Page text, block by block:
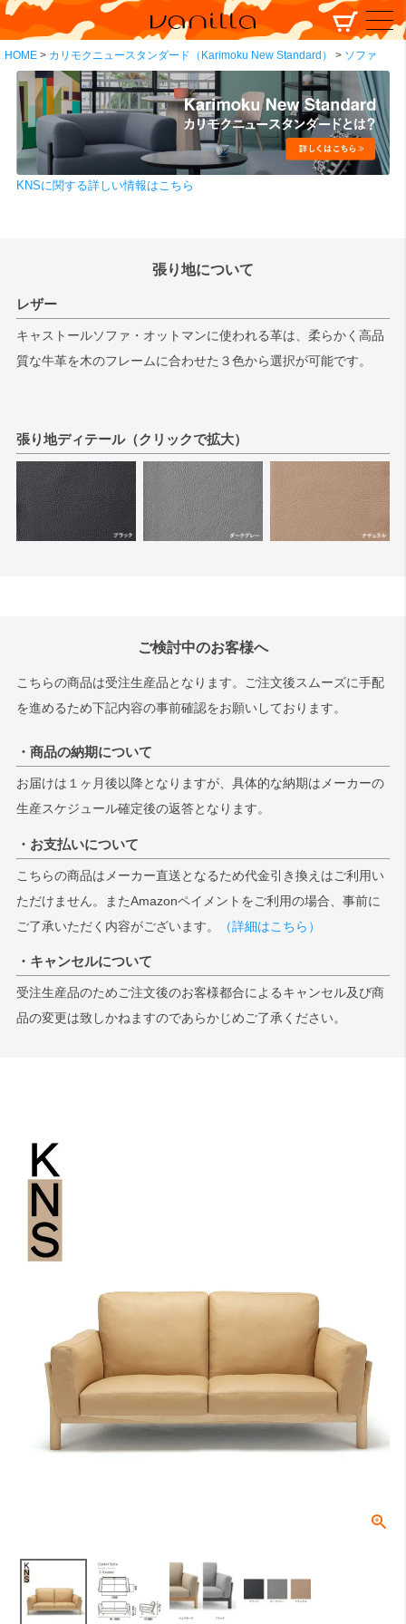
HOME カリモクニュースタンダード（Karimoku New Standard） ソファ
検索
KNSに関する詳しい情報はこちら
張り地について
レザー
キャストールソファ・オットマンに使われる革は、柔らかく高品
質な牛革を木のフレームに合わせた３色から選択が可能です。
張り地ディテール（クリックで拡大）
ご検討中のお客様へ
こちらの商品は受注生産品となります。ご注文後スムーズに手配
を進めるため下記内容の事前確認をお願いしております。
・商品の納期について
お届けは１ヶ月後以降となりますが、具体的な納期はメーカーの
生産スケジュール確定後の返答となります。
・お支払いについて
こちらの商品はメーカー直送となるため代金引き換えはご利用い
ただけません。またAmazonペイメントをご利用の場合、事前に
ご了承いただく内容がございます。
（詳細はこちら）
・キャンセルについて
受注生産品のためご注文後のお客様都合によるキャンセル及び商
品の変更は致しかねますのであらかじめご了承ください。